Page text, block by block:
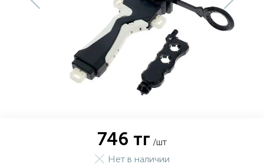
746 тг /шт
Нет в наличии